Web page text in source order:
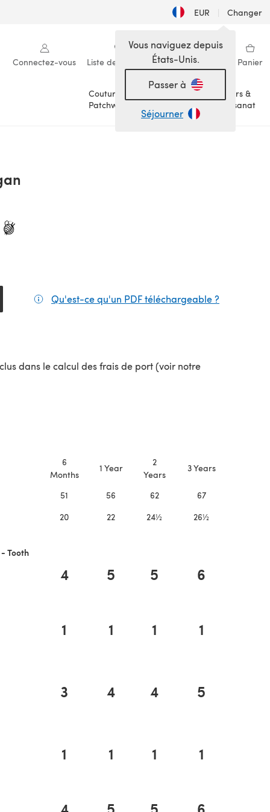
EUR | Changer
Connectez-vous Liste de souhaits Ma bibliothèque Panier
Couture &
Patchwork
Loisirs &
Artisanat
Vous naviguez depuis
États-Unis.
Passer à
Séjourner
Qu'est-ce qu'un PDF téléchargeable ?
dans le calcul des frais de port (voir notre
onglet)
6
Months
1 Year
2
Years
3 Years
51 56 62 67
20 22 24½ 26½
- Tooth
4 5 5 6
1 1 1 1
3 4 4 5
1 1 1 1